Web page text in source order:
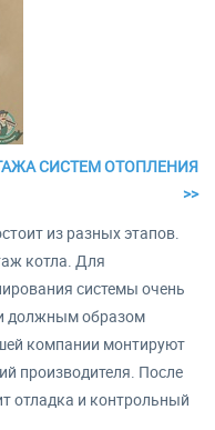
СИСТЕМ ОТОПЛЕНИЯ
>>
из разных этапов.
котла. Для
системы очень
должным образом
компании монтируют
производителя. После
отладка и контрольный